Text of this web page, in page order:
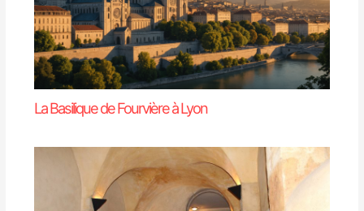
La Basilique de Fourvière à Lyon